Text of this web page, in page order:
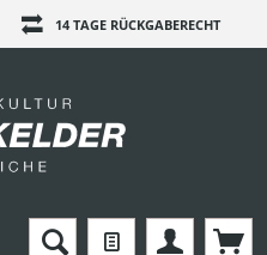
14 TAGE RÜCKGABERECHT